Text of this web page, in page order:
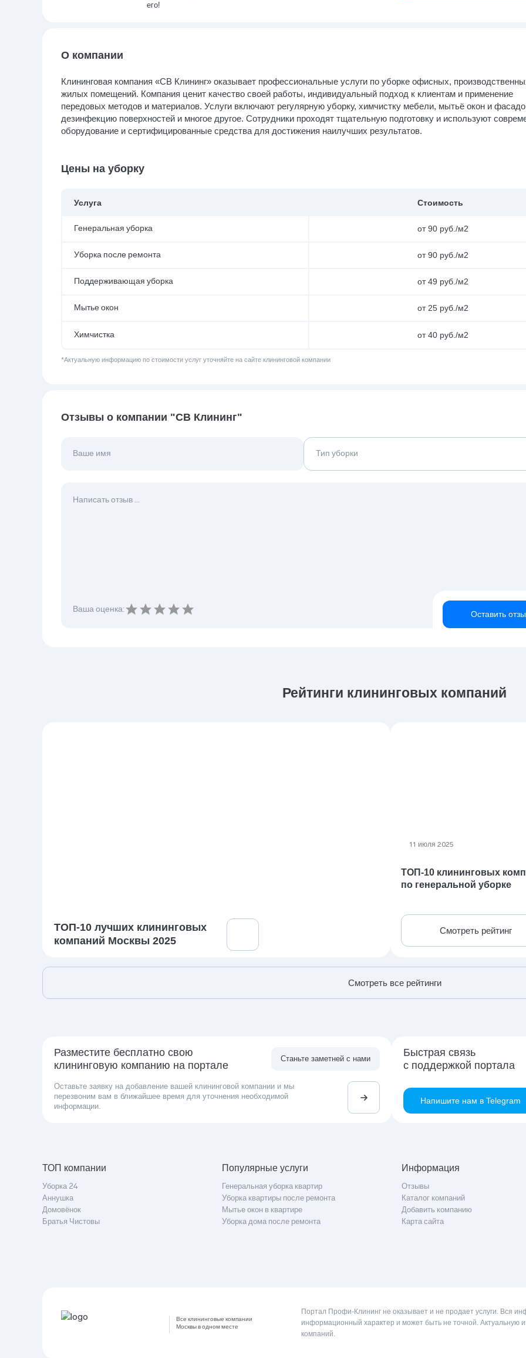
его!
О компании
Клининговая компания «СВ Клининг» оказывает профессиональные услуги по уборке офисных,
жилых помещений. Компания ценит качество своей работы, индивидуальный подход к клиентам и применение
передовых методов и материалов. Услуги включают регулярную уборку, химчистку мебели, мытьё окон и
дезинфекцию поверхностей и многое другое. Сотрудники проходят тщательную подготовку и используют
оборудование и сертифицированные средства для достижения наилучших результатов.
Цены на уборку
Услуга Стоимость
Генеральная уборка от 90 руб./м2
Уборка после ремонта от 90 руб./м2
Поддерживающая уборка от 49 руб./м2
Мытье окон от 25 руб./м2
Химчистка от 40 руб./м2
*Актуальную информацию по стоимости услуг уточняйте на сайте клининговой компании
Отзывы о компании "СВ Клининг"
Тип уборки
Ваша оценка: Оставить
Рейтинги клининговых компаний
ТОП-10 лучших клининговых
компаний Москвы 2025
11 июля 2025
ТОП-10 клининговых
по генеральной уборке
Смотреть рейтинг
Смотреть все рейтинги
Разместите бесплатно свою
клининговую компанию на портале
Станьте заметней с нами
Оставьте заявку на добавление вашей клининговой компании и мы
перезвоним вам в ближайшее время для уточнения необходимой
информации.
Быстрая связь
с поддержкой портала
Напишите нам в Telegram
ТОП компании
Уборка 24
Аннушка
Домовёнок
Братья Чистовы
Популярные услуги
Генеральная уборка квартир
Уборка квартиры после ремонта
Мытье окон в квартире
Уборка дома после ремонта
Информация
Отзывы
Каталог компаний
Добавить компанию
Карта сайта
Все клининговые компании
Москвы в одном месте
Портал Профи-Клининг не оказывает и не продает услуги. Вся
информационный характер и может быть не точной. Актуальную
компаний.